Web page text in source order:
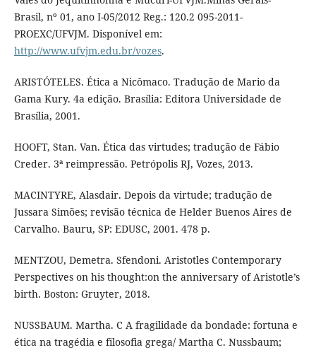
Brasil, nº 01, ano I-05/2012 Reg.: 120.2 095-2011-
PROEXC/UFVJM. Disponível em:
http://www.ufvjm.edu.br/vozes.
ARISTÓTELES. Ética a Nicômaco. Tradução de Mario da
Gama Kury. 4a edição. Brasília: Editora Universidade de
Brasília, 2001.
HOOFT, Stan. Van. Ética das virtudes; tradução de Fábio
Creder. 3ª reimpressão. Petrópolis RJ, Vozes, 2013.
MACINTYRE, Alasdair. Depois da virtude; tradução de
Jussara Simões; revisão técnica de Helder Buenos Aires de
Carvalho. Bauru, SP: EDUSC, 2001. 478 p.
MENTZOU, Demetra. Sfendoni. Aristotles Contemporary
Perspectives on his thought:on the anniversary of Aristotle’s
birth. Boston: Gruyter, 2018.
NUSSBAUM. Martha. C A fragilidade da bondade: fortuna e
ética na tragédia e filosofia grega/ Martha C. Nussbaum;